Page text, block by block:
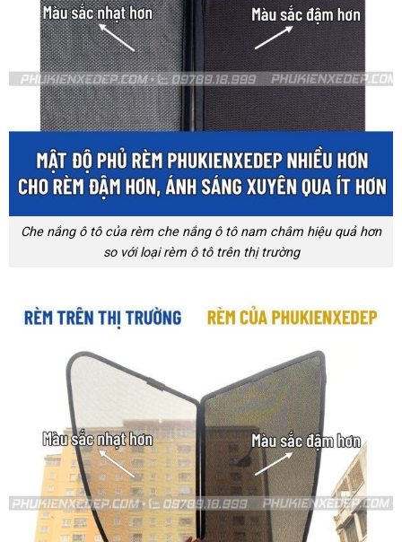
Che nắng ô tô của rèm che nắng ô tô nam châm hiệu quả hơn
so với loại rèm ô tô trên thị trường